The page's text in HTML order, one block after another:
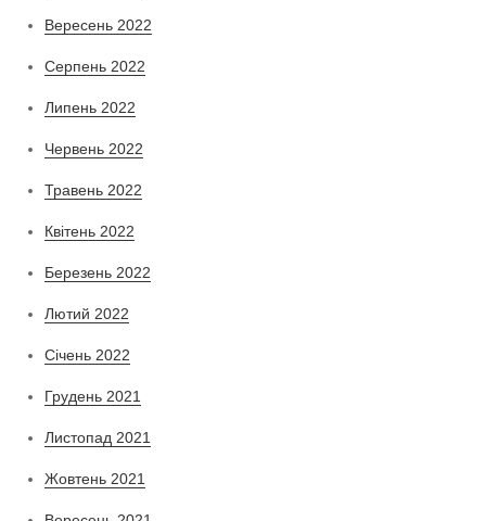
Вересень 2022
Серпень 2022
Липень 2022
Червень 2022
Травень 2022
Квітень 2022
Березень 2022
Лютий 2022
Січень 2022
Грудень 2021
Листопад 2021
Жовтень 2021